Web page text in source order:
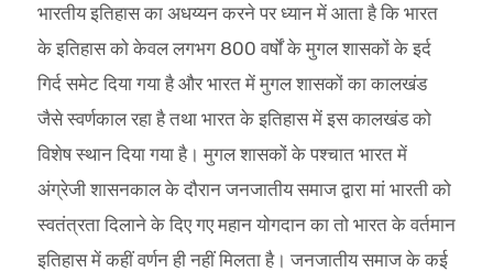
भारतीय इतिहास का अधय्यन करने पर ध्यान में आता है कि भारत
के इतिहास को केवल लगभग 800 वर्षों के मुगल शासकों के इर्द
गिर्द समेट दिया गया है और भारत में मुगल शासकों का कालखंड
जैसे स्वर्णकाल रहा है तथा भारत के इतिहास में इस कालखंड को
विशेष स्थान दिया गया है। मुगल शासकों के पश्चात भारत में
अंग्रेजी शासनकाल के दौरान जनजातीय समाज द्वारा मां भारती को
स्वतंत्रता दिलाने के दिए गए महान योगदान का तो भारत के वर्तमान
इतिहास में कहीं वर्णन ही नहीं मिलता है। जनजातीय समाज के कई